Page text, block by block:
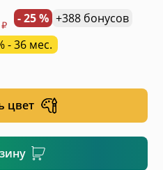
- 25 % +388 бонусов
- 36 мес.
цвет